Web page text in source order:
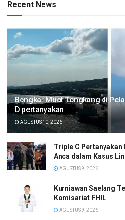
Recent News
Bongkar Muat Tongkang di
Dipertanyakan
AGUSTUS 10, 2026
Triple C Pertanyakan
Anca dalam Kasus
AGUSTUS 9, 2026
Kurniawan Saelang
Komisariat FHIL
AGUSTUS 9, 2026